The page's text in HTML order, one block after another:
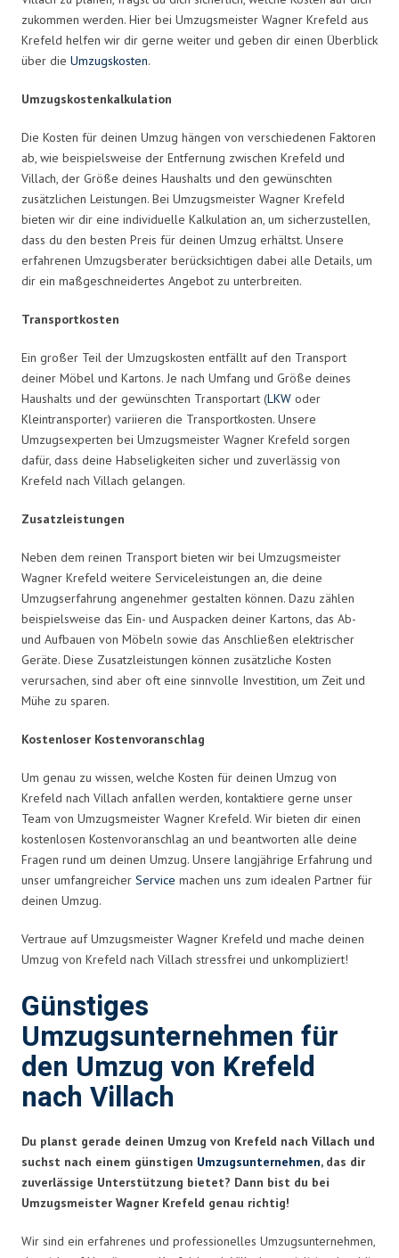
zukommen werden. Hier bei Umzugsmeister Wagner Krefeld aus
Krefeld helfen wir dir gerne weiter und geben dir einen Überblick
über die Umzugskosten.
Umzugskostenkalkulation
Die Kosten für deinen Umzug hängen von verschiedenen Faktoren
ab, wie beispielsweise der Entfernung zwischen Krefeld und
Villach, der Größe deines Haushalts und den gewünschten
zusätzlichen Leistungen. Bei Umzugsmeister Wagner Krefeld
bieten wir dir eine individuelle Kalkulation an, um sicherzustellen,
dass du den besten Preis für deinen Umzug erhältst. Unsere
erfahrenen Umzugsberater berücksichtigen dabei alle Details, um
dir ein maßgeschneidertes Angebot zu unterbreiten.
Transportkosten
Ein großer Teil der Umzugskosten entfällt auf den Transport
deiner Möbel und Kartons. Je nach Umfang und Größe deines
Haushalts und der gewünschten Transportart (LKW oder
Kleintransporter) variieren die Transportkosten. Unsere
Umzugsexperten bei Umzugsmeister Wagner Krefeld sorgen
dafür, dass deine Habseligkeiten sicher und zuverlässig von
Krefeld nach Villach gelangen.
Zusatzleistungen
Neben dem reinen Transport bieten wir bei Umzugsmeister
Wagner Krefeld weitere Serviceleistungen an, die deine
Umzugserfahrung angenehmer gestalten können. Dazu zählen
beispielsweise das Ein- und Auspacken deiner Kartons, das Ab-
und Aufbauen von Möbeln sowie das Anschließen elektrischer
Geräte. Diese Zusatzleistungen können zusätzliche Kosten
verursachen, sind aber oft eine sinnvolle Investition, um Zeit und
Mühe zu sparen.
Kostenloser Kostenvoranschlag
Um genau zu wissen, welche Kosten für deinen Umzug von
Krefeld nach Villach anfallen werden, kontaktiere gerne unser
Team von Umzugsmeister Wagner Krefeld. Wir bieten dir einen
kostenlosen Kostenvoranschlag an und beantworten alle deine
Fragen rund um deinen Umzug. Unsere langjährige Erfahrung und
unser umfangreicher Service machen uns zum idealen Partner für
deinen Umzug.
Vertraue auf Umzugsmeister Wagner Krefeld und mache deinen
Umzug von Krefeld nach Villach stressfrei und unkompliziert!
Günstiges
Umzugsunternehmen für
den Umzug von Krefeld
nach Villach
Du planst gerade deinen Umzug von Krefeld nach Villach und
suchst nach einem günstigen Umzugsunternehmen, das dir
zuverlässige Unterstützung bietet? Dann bist du bei
Umzugsmeister Wagner Krefeld genau richtig!
Wir sind ein erfahrenes und professionelles Umzugsunternehmen,